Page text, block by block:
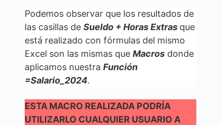
Podemos observar que los resultados de
las casillas de Sueldo + Horas Extras que
está realizado con fórmulas del mismo
Excel son las mismas que Macros donde
aplicamos nuestra Función
=Salario_2024.
ESTA MACRO REALIZADA PODRÍA
UTILIZARLO CUALQUIER USUARIO A